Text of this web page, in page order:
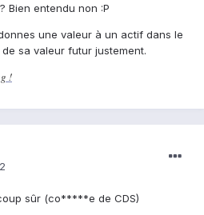
Bien entendu non :P
une valeur à un actif dans le
sa valeur futur justement.
!
sûr (co*****e de CDS)